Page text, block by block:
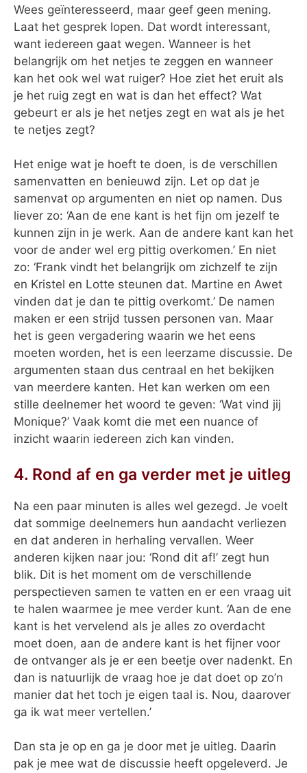
Wees geïnteresseerd, maar geef geen mening.
Laat het gesprek lopen. Dat wordt interessant,
want iedereen gaat wegen. Wanneer is het
belangrijk om het netjes te zeggen en wanneer
kan het ook wel wat ruiger? Hoe ziet het eruit als
je het ruig zegt en wat is dan het effect? Wat
gebeurt er als je het netjes zegt en wat als je het
te netjes zegt?
Het enige wat je hoeft te doen, is de verschillen
samenvatten en benieuwd zijn. Let op dat je
samenvat op argumenten en niet op namen. Dus
liever zo: ‘Aan de ene kant is het fijn om jezelf te
kunnen zijn in je werk. Aan de andere kant kan het
voor de ander wel erg pittig overkomen.’ En niet
zo: ‘Frank vindt het belangrijk om zichzelf te zijn
en Kristel en Lotte steunen dat. Martine en Awet
vinden dat je dan te pittig overkomt.’ De namen
maken er een strijd tussen personen van. Maar
het is geen vergadering waarin we het eens
moeten worden, het is een leerzame discussie. De
argumenten staan dus centraal en het bekijken
van meerdere kanten. Het kan werken om een
stille deelnemer het woord te geven: ‘Wat vind jij
Monique?’ Vaak komt die met een nuance of
inzicht waarin iedereen zich kan vinden.
4. Rond af en ga verder met je uitleg
Na een paar minuten is alles wel gezegd. Je voelt
dat sommige deelnemers hun aandacht verliezen
en dat anderen in herhaling vervallen. Weer
anderen kijken naar jou: ‘Rond dit af!’ zegt hun
blik. Dit is het moment om de verschillende
perspectieven samen te vatten en er een vraag uit
te halen waarmee je mee verder kunt. ‘Aan de ene
kant is het vervelend als je alles zo overdacht
moet doen, aan de andere kant is het fijner voor
de ontvanger als je er een beetje over nadenkt. En
dan is natuurlijk de vraag hoe je dat doet op zo’n
manier dat het toch je eigen taal is. Nou, daarover
ga ik wat meer vertellen.’
Dan sta je op en ga je door met je uitleg. Daarin
pak je mee wat de discussie heeft opgeleverd. Je